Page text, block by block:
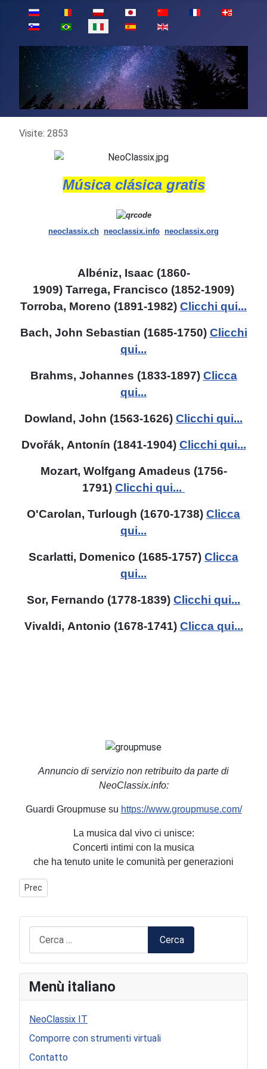
Seleziona la tua lingua
Dettagli
Visite: 2853
Música clásica gratis
neoclassix.ch neoclassix.info neoclassix.org
Albéniz, Isaac (1860-
1909) Tarrega, Francisco (1852-1909)
Torroba, Moreno (1891-1982) Clicchi qui...
Bach, John Sebastian (1685-1750) Clicchi
qui...
Brahms, Johannes (1833-1897) Clicca
qui...
Dowland, John (1563-1626) Clicchi qui...
Dvořák, Antonín (1841-1904) Clicchi qui...
Mozart, Wolfgang Amadeus (1756-
1791) Clicchi qui...
O'Carolan, Turlough (1670-1738) Clicca
qui...
Scarlatti, Domenico (1685-1757) Clicca
qui...
Sor, Fernando (1778-1839) Clicchi qui...
Vivaldi, Antonio (1678-1741) Clicca qui...
Annuncio di servizio non retribuito da parte di
NeoClassix.info:
Guardi Groupmuse su https://www.groupmuse.com/
La musica dal vivo ci unisce:
Concerti intimi con la musica
che ha tenuto unite le comunità per generazioni
Articolo precedente: Ricordi carolani
Prec
Cerca
Menù italiano
NeoClassix IT
Comporre con strumenti virtuali
Contatto